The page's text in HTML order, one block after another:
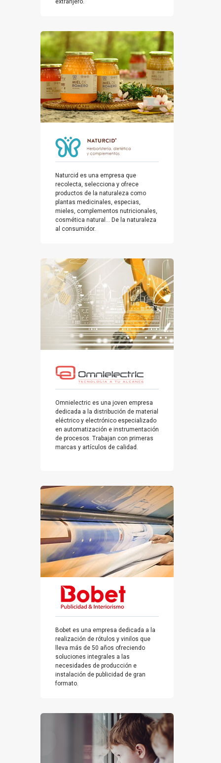
extranjero.
Naturcid es una empresa que
recolecta, selecciona y ofrece
productos de la naturaleza como
plantas medicinales, especias,
mieles, complementos nutricionales,
cosmética natural... De la naturaleza
al consumidor.
Omnielectric es una joven empresa
dedicada a la distribución de material
eléctrico y electrónico especializado
en automatización e instrumentación
de procesos. Trabajan con primeras
marcas y artículos de calidad.
Bobet es una empresa dedicada a la
realización de rótulos y vinilos que
lleva más de 50 años ofreciendo
soluciones integrales a las
necesidades de producción e
instalación de publicidad de gran
formato.